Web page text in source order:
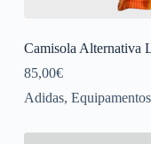
Camisola Alternativa
85,00€
Adidas,